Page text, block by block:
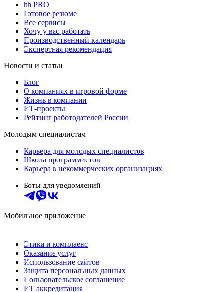
hh PRO
Готовое резюме
Все сервисы
Хочу у вас работать
Производственный календарь
Экспертная рекомендация
Новости и статьи
Блог
О компаниях в игровой форме
Жизнь в компании
ИТ-проекты
Рейтинг работодателей России
Молодым специалистам
Карьера для молодых специалистов
Школа программистов
Карьера в некоммерческих организациях
Боты для уведомлений
Мобильное приложение
Этика и комплаенс
Оказание услуг
Использование сайтов
Защита персональных данных
Пользовательское соглашение
ИТ аккредитация